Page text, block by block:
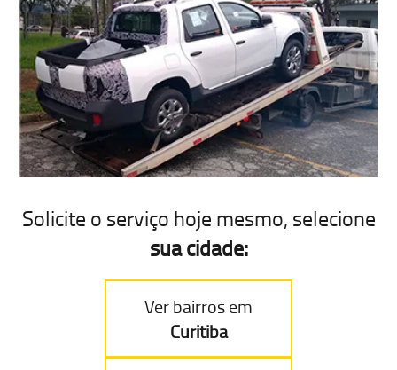
Solicite o serviço hoje mesmo, selecione
sua cidade:
Ver bairros em
Curitiba